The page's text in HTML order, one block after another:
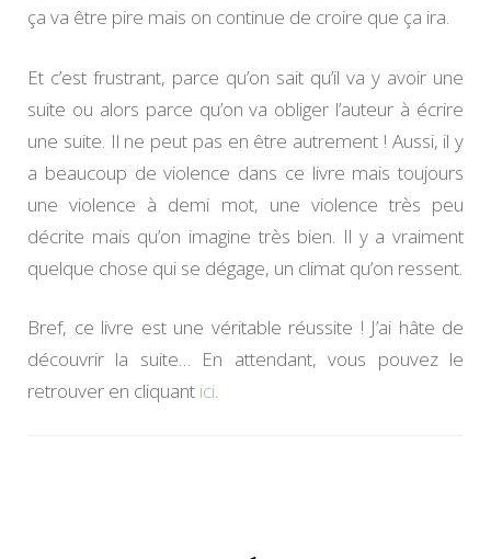
ça va être pire mais on continue de croire que ça ira.
Et c’est frustrant, parce qu’on sait qu’il va y avoir une
suite ou alors parce qu’on va obliger l’auteur à écrire
une suite. Il ne peut pas en être autrement ! Aussi, il y
a beaucoup de violence dans ce livre mais toujours
une violence à demi mot, une violence très peu
décrite mais qu’on imagine très bien. Il y a vraiment
quelque chose qui se dégage, un climat qu’on ressent.
Bref, ce livre est une véritable réussite ! J’ai hâte de
découvrir la suite… En attendant, vous pouvez le
retrouver en cliquant ici.